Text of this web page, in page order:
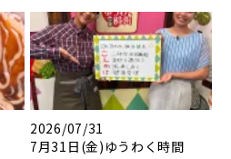
2026/07/31
7月31日(金)ゆうわく時間